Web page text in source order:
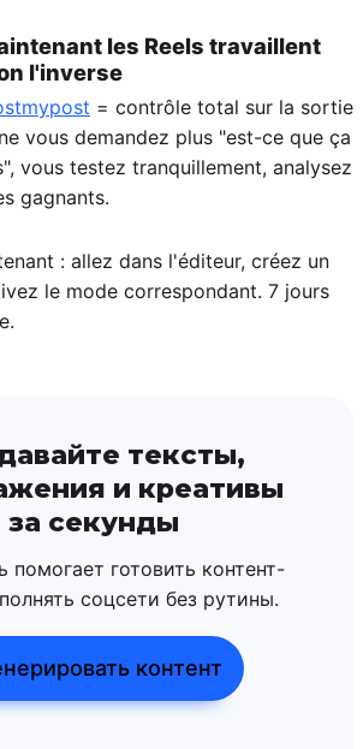
les Reels travaillent
l'inverse
= contrôle total sur la sortie
vous demandez plus "est-ce que ça
vous testez tranquillement, analysez
gagnants.
: allez dans l'éditeur, créez un
le mode correspondant. 7 jours
тексты,
и креативы
за секунды
помогает готовить контент-
соцсети без рутины.
контент